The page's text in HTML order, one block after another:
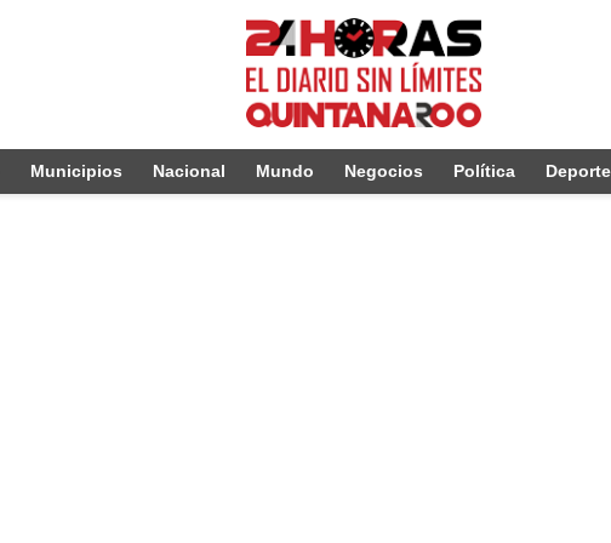
Municipios Nacional Mundo Negocios Política